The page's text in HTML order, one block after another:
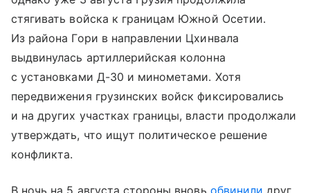
стягивать войска к границам Южной Осетии.
Из района Гори в направлении Цхинвала
выдвинулась артиллерийская колонна
с установками Д-30 и минометами. Хотя
передвижения грузинских войск фиксировались
и на других участках границы, власти продолжали
утверждать, что ищут политическое решение
конфликта.
В ночь на 5 августа стороны вновь обвинили друг